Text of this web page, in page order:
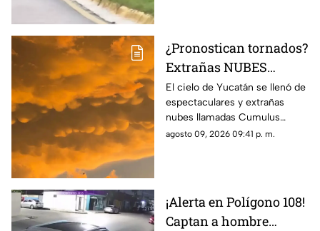
¿Pronostican tornados?
Extrañas NUBES
'mammatus' aparecen
en Yucatán; este es su
inquietante significado
El cielo de Yucatán se llenó de
espectaculares y extrañas
nubes llamadas Cumulus
Mammatus las cuales parecen
agosto 09, 2026 09:41 p. m.
¡Alerta en Polígono 108!
Captan a hombre